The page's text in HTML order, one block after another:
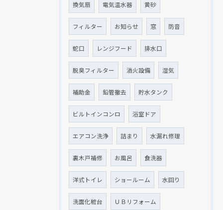
換気扇 電気温水器 黄砂
フィルター お知らせ 窓 防音
蛇口 レンジフード 排水口
脱臭フィルター 消火設備 湿気
補助金 鉛管撤去 貯水タンク
ビルトインコンロ 浴室ドア
エアコン洗浄 詰まり 水漏れ修理
裏木戸補修 お風呂 食洗器
洋式トイレ ショールーム 水回り
洗面化粧台 ＵＢリフォーム